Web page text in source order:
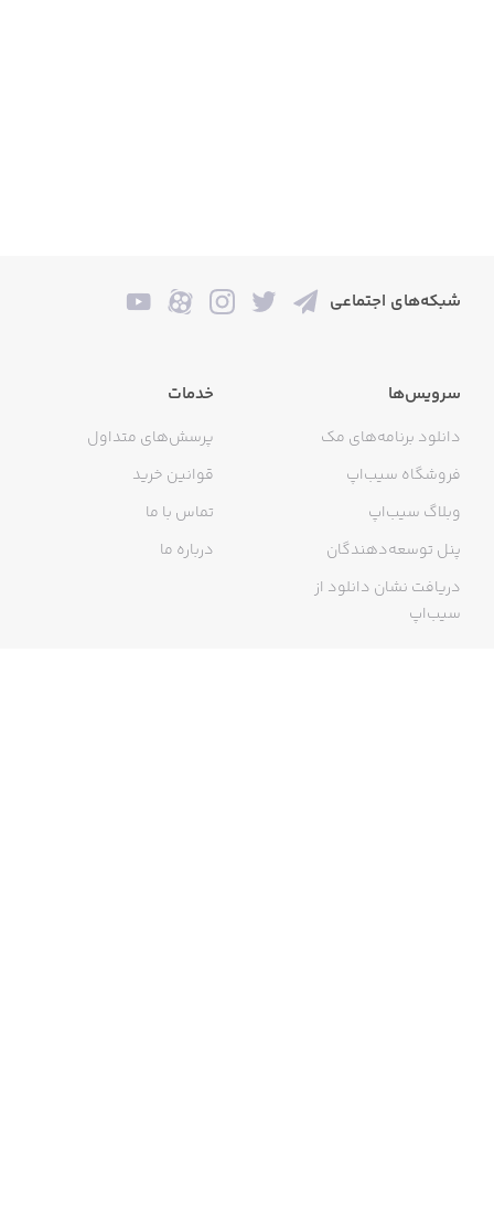
شبکه‌های اجتماعی
سرویس‌ها
دانلود برنامه‌های مک
فروشگاه سیب‌اپ
وبلاگ سیب‌اپ
پنل توسعه‌دهندگان
دریافت نشان دانلود از
سیب‌اپ
خدمات
پرسش‌های متداول
قوانین خرید
تماس با ما
درباره ما